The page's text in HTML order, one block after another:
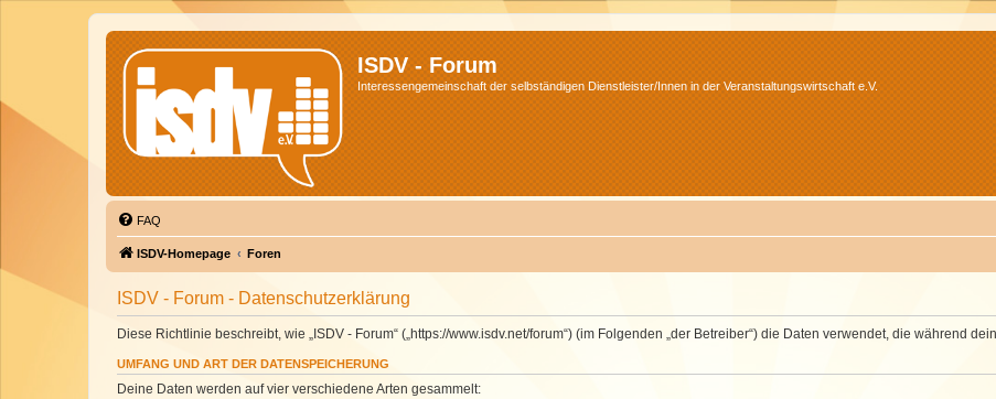
ISDV - Forum
Interessengemeinschaft der selbständigen Dienstleister/Innen in der Veranstaltungswirtschaft e.V.
FAQ
ISDV-Homepage Foren
ISDV - Forum - Datenschutzerklärung
Diese Richtlinie beschreibt, wie „ISDV - Forum“ („https://www.isdv.net/forum“) (im Folgenden „der Betreiber“) die Daten verwendet, die während
UMFANG UND ART DER DATENSPEICHERUNG
Deine Daten werden auf vier verschiedene Arten gesammelt: